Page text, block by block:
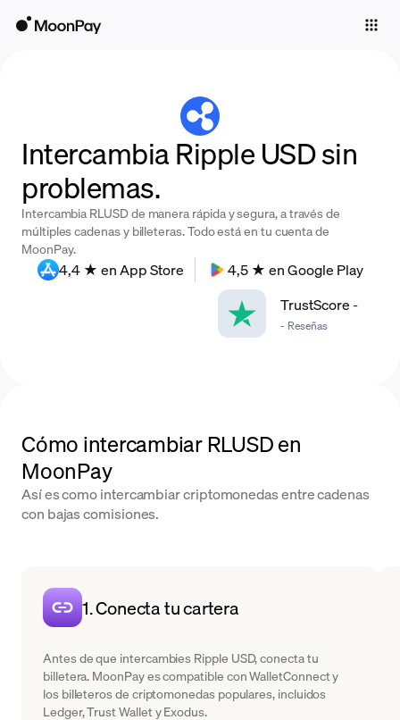
Trade
Company
Crypto Prices
Intercambia Ripple USD sin
problemas.
Intercambia RLUSD de manera rápida y segura, a través de
múltiples cadenas y billeteras. Todo está en tu cuenta de
MoonPay.
4,4 ★ en App Store
4,5 ★ en Google Play
TrustScore-
- Reseñas
Cómo intercambiar RLUSD en
MoonPay
Así es como intercambiar criptomonedas entre cadenas
con bajas comisiones.
1. Conecta tu cartera
Antes de que intercambies Ripple USD, conecta tu
billetera. MoonPay es compatible con WalletConnect y
los billeteros de criptomonedas populares, incluidos
Ledger, Trust Wallet y Exodus.